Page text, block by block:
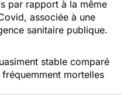
par rapport à la même
associée à une
sanitaire publique.
stable comparé
mortelles